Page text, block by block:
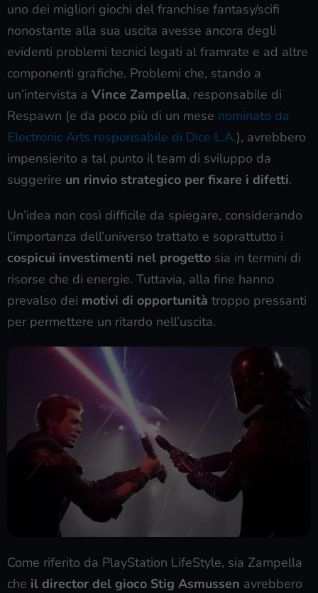
uno dei migliori giochi del franchise fantasy/scifi
nonostante alla sua uscita avesse ancora degli
evidenti problemi tecnici legati al framrate e ad altre
componenti grafiche. Problemi che, stando a
un’intervista a Vince Zampella, responsabile di
Respawn (e da poco più di un mese nominato da
Electronic Arts responsabile di Dice L.A.), avrebbero
impensierito a tal punto il team di sviluppo da
suggerire un rinvio strategico per fixare i difetti.
Un’idea non così difficile da spiegare, considerando
l’importanza dell’universo trattato e soprattutto i
cospicui investimenti nel progetto sia in termini di
risorse che di energie. Tuttavia, alla fine hanno
prevalso dei motivi di opportunità troppo pressanti
per permettere un ritardo nell’uscita.
Come riferito da PlayStation LifeStyle, sia Zampella
che il director del gioco Stig Asmussen avrebbero